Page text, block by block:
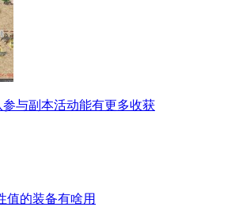
参与副本活动能有更多收获
值的装备有啥用